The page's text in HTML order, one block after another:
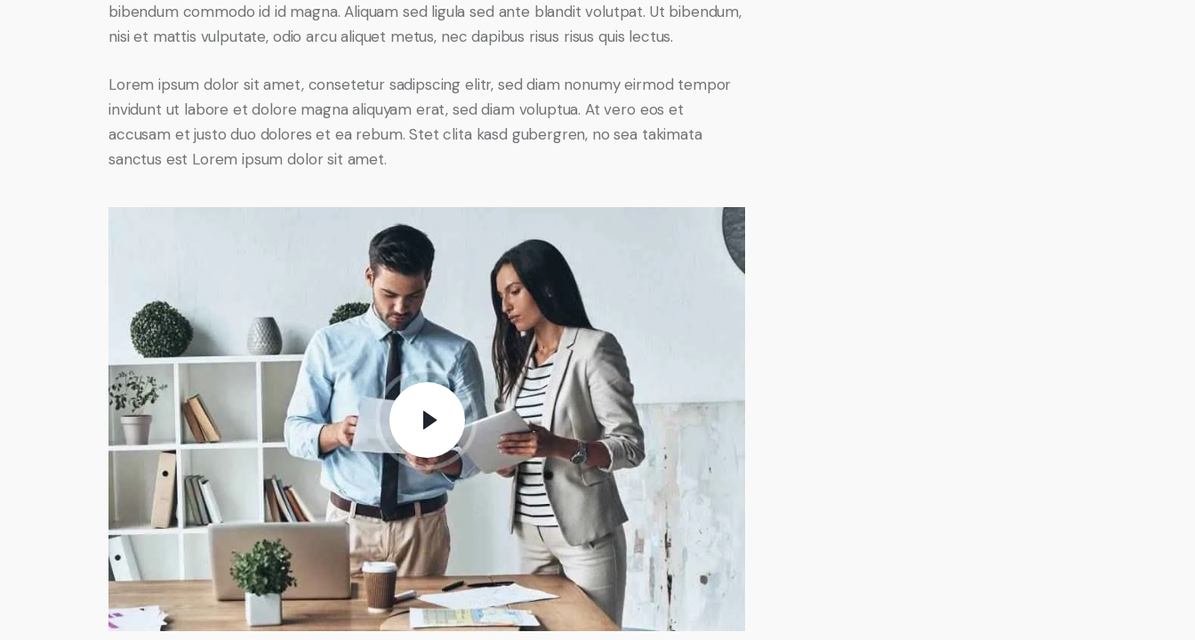
bibendum commodo id id magna. Aliquam sed ligula sed ante blandit volutpat. Ut bibendum,
nisi et mattis vulputate, odio arcu aliquet metus, nec dapibus risus risus quis lectus.
Lorem ipsum dolor sit amet, consetetur sadipscing elitr, sed diam nonumy eirmod tempor
invidunt ut labore et dolore magna aliquyam erat, sed diam voluptua. At vero eos et
accusam et justo duo dolores et ea rebum. Stet clita kasd gubergren, no sea takimata
sanctus est Lorem ipsum dolor sit amet.